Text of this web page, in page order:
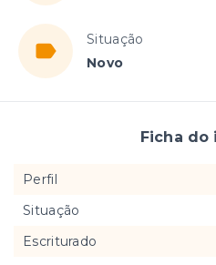
Situação
Novo
Ficha do
Perfil
Situação
Escriturado